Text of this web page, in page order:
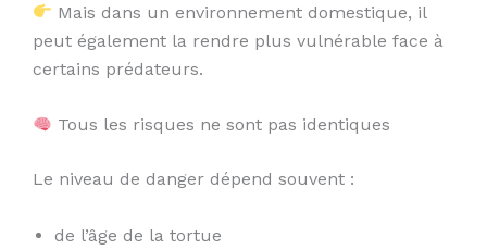
Mais dans un environnement domestique, il
peut également la rendre plus vulnérable face à
certains prédateurs.
Tous les risques ne sont pas identiques
Le niveau de danger dépend souvent :
de l’âge de la tortue